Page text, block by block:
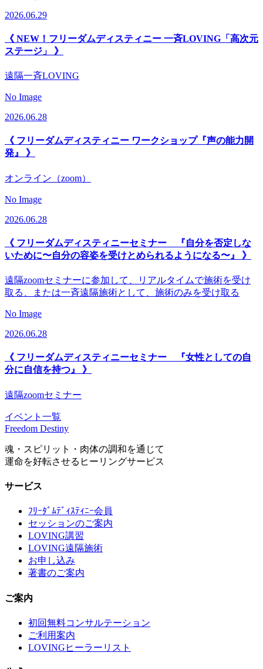
2026.06.29
《 NEW！フリーダムディスティニー 一斉LOVING「高次元
ステージ」 》
遠隔一斉LOVING
No Image
2026.06.28
《 フリーダムディスティニー ワークショップ『声の能力開
発』 》
オンライン（zoom）
No Image
2026.06.28
《 フリーダムディスティニーセミナー 『自分を否定しな
いために〜自分の容姿を受けとめられるようになる〜』 》
遠隔zoomセミナーに参加して、リアルタイムで施術を受け
取る、または一斉遠隔施術として、施術のみを受け取る
No Image
2026.06.28
《 フリーダムディスティニーセミナー 『女性としての自
分に自信を持つ』 》
遠隔zoomセミナー
イベント一覧
Freedom Destiny
魂・スピリット・肉体の調和を通じて
運命を好転させるヒーリングサービス
サービス
ﾌﾘｰﾀﾞﾑﾃﾞｨｽﾃｨﾆｰ会員
セッションのご案内
LOVING講習
LOVING遠隔施術
お申し込み
著書のご案内
ご案内
初回無料コンサルテーション
ご利用案内
LOVINGヒーラーリスト